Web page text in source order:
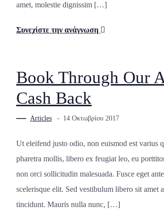
amet, molestie dignissim […]
Συνεχίστε την ανάγνωση
Book Through Our
Cash Back
Articles 14 Οκτωβρίου 2017
Ut eleifend justo odio, non euismod est varius
pharetra mollis, libero ex feugiat leo, eu
non orci sollicitudin malesuada. Fusce eget
scelerisque elit. Sed vestibulum libero sit amet
tincidunt. Mauris nulla nunc, […]